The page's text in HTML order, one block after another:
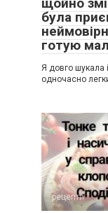
була
готую
Я довго шукала
одночасно
рецепти